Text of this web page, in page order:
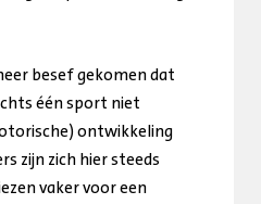
besef gekomen dat
één sport niet
ontwikkeling
zijn zich hier steeds
vaker voor een